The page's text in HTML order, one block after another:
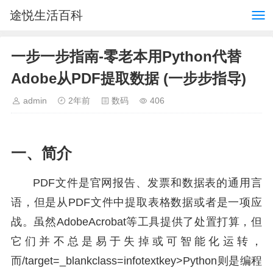
途悦生活百科
一步一步指南-零老本用Python代替
Adobe从PDF提取数据 (一步步指导)
admin 2年前 数码 406
一、简介
PDF文件是官网报告、发票和数据表的通用言
语，但是从PDF文件中提取表格数据或者是一项应
战。虽然AdobeAcrobat等工具提供了处置打算，但
它们并不总是易于失掉或可智能化运转，
而/target=_blankclass=infotextkey>Python则是编程